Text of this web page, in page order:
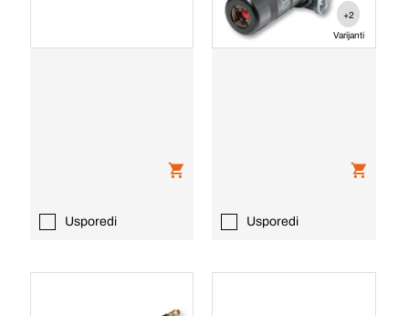
Usporedi
+2
Varijanti
Usporedi